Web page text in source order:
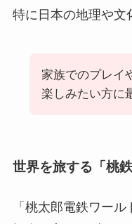
特に日本の地理や文
家族でのプレイ
楽しみたい方に
世界を旅する「桃
「桃太郎電鉄ワー